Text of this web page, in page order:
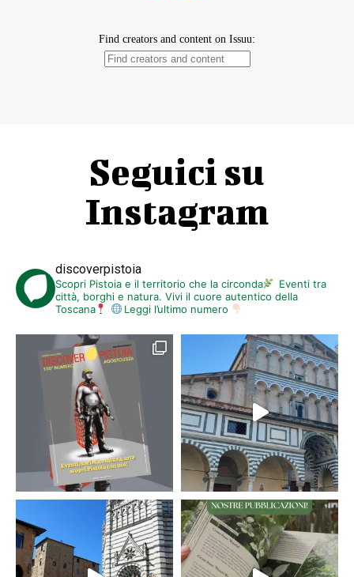
Seguici su
Instagram
discoverpistoia
Scopri Pistoia e il territorio che la circonda
Eventi tra
città, borghi e natura. Vivi il cuore autentico della
Toscana
Leggi l’ultimo numero